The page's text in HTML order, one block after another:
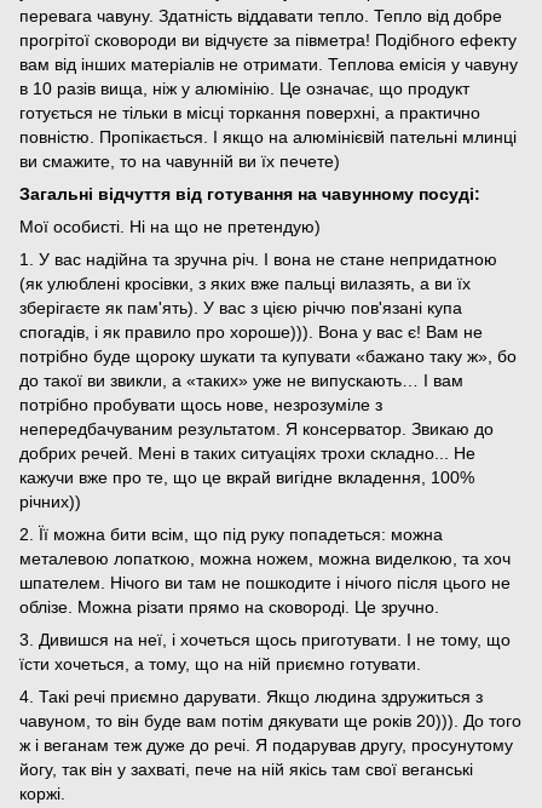
перевага чавуну. Здатність віддавати тепло. Тепло від добре
прогрітої сковороди ви відчуєте за півметра! Подібного ефекту
вам від інших матеріалів не отримати. Теплова емісія у чавуну
в 10 разів вища, ніж у алюмінію. Це означає, що продукт
готується не тільки в місці торкання поверхні, а практично
повністю. Пропікається. І якщо на алюмінієвій пательні млинці
ви смажите, то на чавунній ви їх печете)
Загальні відчуття від готування на чавунному посуді:
Мої особисті. Ні на що не претендую)
1. У вас надійна та зручна річ. І вона не стане непридатною
(як улюблені кросівки, з яких вже пальці вилазять, а ви їх
зберігаєте як пам'ять). У вас з цією річчю пов'язані купа
спогадів, і як правило про хороше))). Вона у вас є! Вам не
потрібно буде щороку шукати та купувати «бажано таку ж», бо
до такої ви звикли, а «таких» уже не випускають… І вам
потрібно пробувати щось нове, незрозуміле з
непередбачуваним результатом. Я консерватор. Звикаю до
добрих речей. Мені в таких ситуаціях трохи складно... Не
кажучи вже про те, що це вкрай вигідне вкладення, 100%
річних))
2. Її можна бити всім, що під руку попадеться: можна
металевою лопаткою, можна ножем, можна виделкою, та хоч
шпателем. Нічого ви там не пошкодите і нічого після цього не
облізе. Можна різати прямо на сковороді. Це зручно.
3. Дивишся на неї, і хочеться щось приготувати. І не тому, що
їсти хочеться, а тому, що на ній приємно готувати.
4. Такі речі приємно дарувати. Якщо людина здружиться з
чавуном, то він буде вам потім дякувати ще років 20))). До того
ж і веганам теж дуже до речі. Я подарував другу, просунутому
йогу, так він у захваті, пече на ній якісь там свої веганські
коржі.